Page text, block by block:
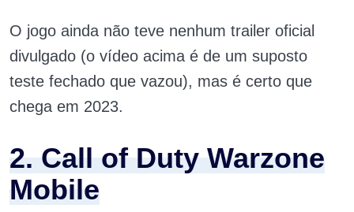
O jogo ainda não teve nenhum trailer oficial
divulgado (o vídeo acima é de um suposto
teste fechado que vazou), mas é certo que
chega em 2023.
2. Call of Duty Warzone
Mobile